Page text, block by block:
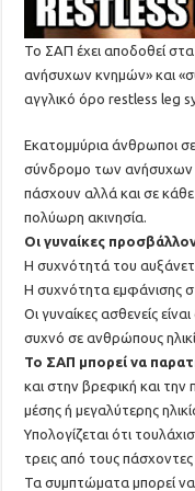
Το ΣΑΠ έχει αποδοθεί στα
ανήσυχων κνημών» και
αγγλικό όρο restless leg
Εκατομμύρια άνθρωποι
σύνδρομο των ανήσυχων
πάσχουν αλλά και σε
πολύωρη ακινησία.
Οι γυναίκες
Η συχνότητά του
Η συχνότητα εμφάνισης
Οι γυναίκες ασθενείς
συχνό σε ανθρώπους
Το ΣΑΠ μπορεί να
και στην βρεφική και την
μέσης ή μεγαλύτερης
Υπολογίζεται ότι
τρεις από τους
Τα συμπτώματα μπορεί να